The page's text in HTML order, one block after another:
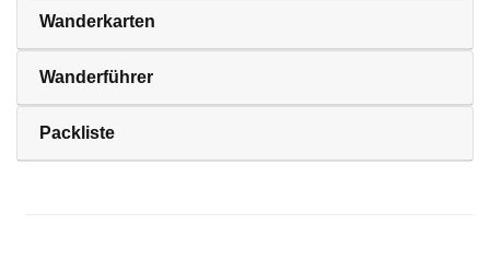
Wanderkarten
Wanderführer
Packliste